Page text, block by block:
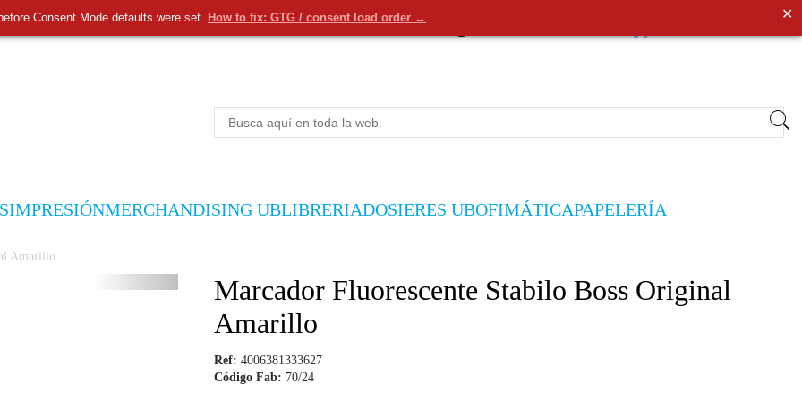
Consent Mode defaults were set. How to fix: GTG / consent load order → ✕
IMPRESIÓNMERCHANDISING UBLIBRERIADOSIERES UBOFIMÁTICAPAPELERÍA
Amarillo
Marcador Fluorescente Stabilo Boss Original
Amarillo
Ref: 4006381333627
Código Fab: 70/24